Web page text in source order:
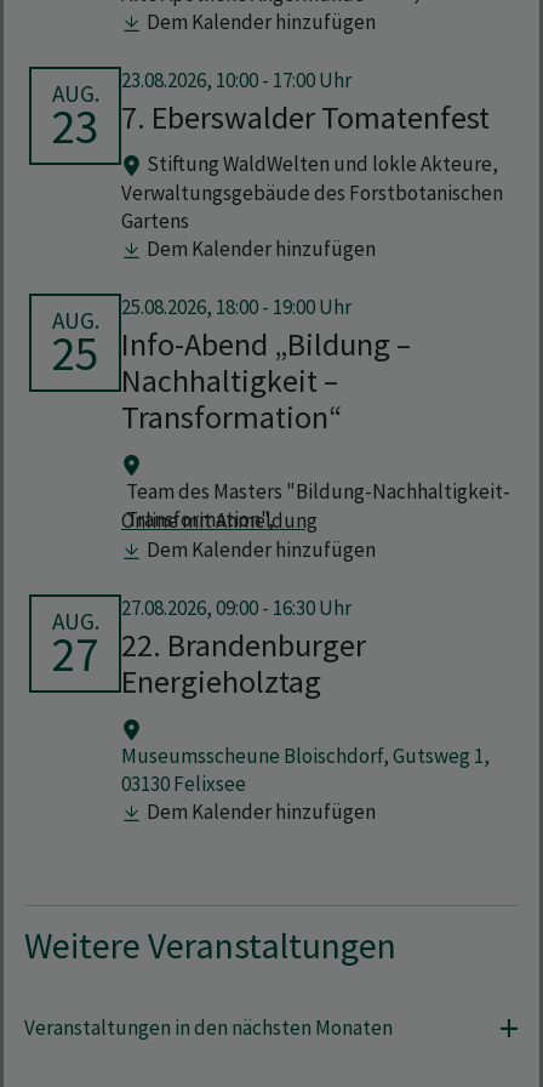
Dem Kalender hinzufügen
AUG.
23 7. Eberswalder Tomatenfest
23.08.2026, 10:00 - 17:00 Uhr
Stiftung WaldWelten und lokle Akteure,
Verwaltungsgebäude des Forstbotanischen
Gartens
Dem Kalender hinzufügen
AUG.
25
Info-Abend „Bildung –
Nachhaltigkeit –
Transformation“
25.08.2026, 18:00 - 19:00 Uhr
Team des Masters "Bildung-Nachhaltigkeit-
Transformation",
Online mit Anmeldung
Dem Kalender hinzufügen
AUG.
27
22. Brandenburger
Energieholztag
27.08.2026, 09:00 - 16:30 Uhr
Museumsscheune Bloischdorf, Gutsweg 1,
03130 Felixsee
Dem Kalender hinzufügen
Weitere Veranstaltungen
Veranstaltungen in den nächsten Monaten